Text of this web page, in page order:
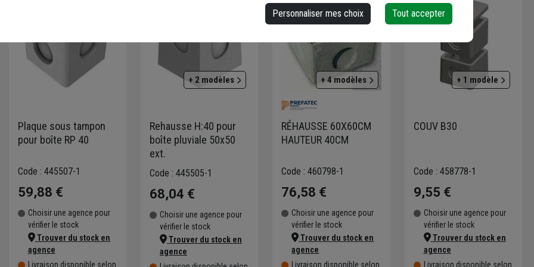
Plaque sous tampon
pour boîte RP 40
Code : 445507-1
59,88 €
Choisir une agence pour
vérifier le stock
Trouver du stock en
agence
Livraison disponible selon
+ 2 modèles
Rehausse H:40 pour
boîte pluviale 50x50
ext.
Code : 445505-1
68,04 €
Choisir une agence pour
vérifier le stock
Trouver du stock en
agence
+ 4 modèles
RÉHAUSSE 60X60CM
HAUTEUR 40CM
Code : 460798-1
76,58 €
Choisir une agence pour
vérifier le stock
Trouver du stock en
agence
Livraison disponible selon
+ 1 modèle
COUV B30
Code : 458778-1
9,55 €
Choisir une agence pour
vérifier le stock
Trouver du stock en
agence
Livraison disponible selon
Personnaliser mes choix Tout accepter